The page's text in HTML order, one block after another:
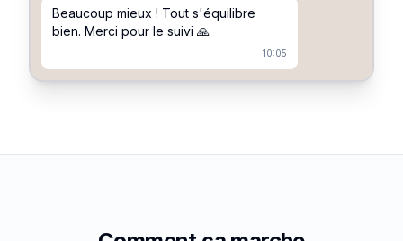
Beaucoup mieux ! Tout s'équilibre
bien. Merci pour le suivi 🙏
10:05